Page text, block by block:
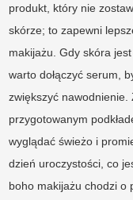
produkt, który nie
skórze; to zapewni
makijażu. Gdy skóra
warto dołączyć serum,
zwiększyć nawodnienie.
przygotowanym
wyglądać świeżo i
dzień uroczystości, co
boho makijażu chodzi o